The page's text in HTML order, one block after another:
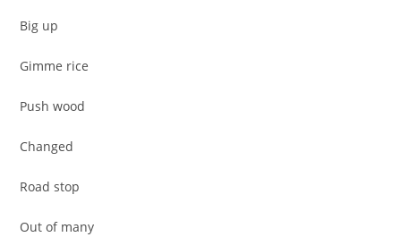
Big up
Gimme rice
Push wood
Changed
Road stop
Out of many